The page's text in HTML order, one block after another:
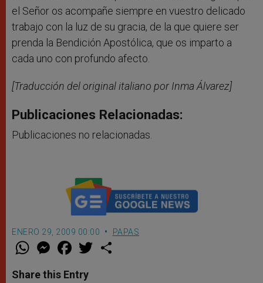
el Señor os acompañe siempre en vuestro delicado
trabajo con la luz de su gracia, de la que quiere ser
prenda la Bendición Apostólica, que os imparto a
cada uno con profundo afecto.
[Traducción del original italiano por Inma Álvarez]
Publicaciones Relacionadas:
Publicaciones no relacionadas.
ENERO 29, 2009 00:00 PAPAS
W
t
s
M
e
s
e
F
a
e
b
w
Share this Entry